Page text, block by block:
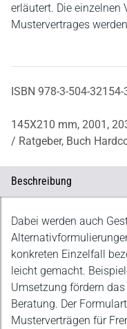
erläutert. Die einzelnen
Mustervertrages
ISBN 978-3-504-32154-
145X210 mm, 2001,
/ Ratgeber, Buch
Beschreibung
Beschreibung
Dabei werden auch
konkreten Einzelfall
leicht gemacht.
Umsetzung fördern
Beratung. Der
Musterverträgen für